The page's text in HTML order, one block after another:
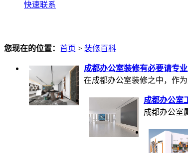
快速联系
您现在的位置： 首页 > 装修百科
成都办公室装修有必要请专业
在成都办公室装修之中，作
成都办公室
成都办公室